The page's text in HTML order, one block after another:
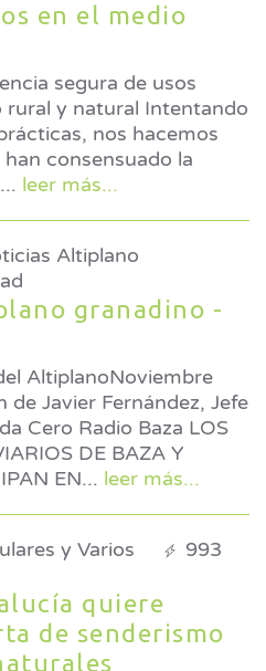
en el medio
segura de usos
rural y natural Intentando
nos hacemos
consensuado la
... leer más...
Altiplano
granadino -
AltiplanoNoviembre
Radio Baza LOS
DE BAZA Y
EN... leer más...
y Varios
993
quiere
de senderismo